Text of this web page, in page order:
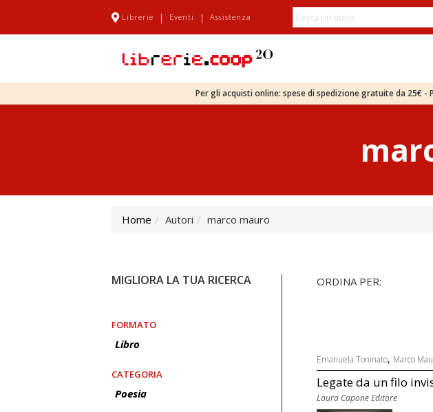
Librerie | Eventi | Assistenza
Per gli acquisti online: spese di spedizione gratuite da 25€
Home Autori marco mauro
MIGLIORA LA TUA RICERCA
FORMATO
Libro
CATEGORIA
Poesia
ORDINA PER:
Emanuela Toninato, Marco
Legate da un filo
Laura Capone Editore